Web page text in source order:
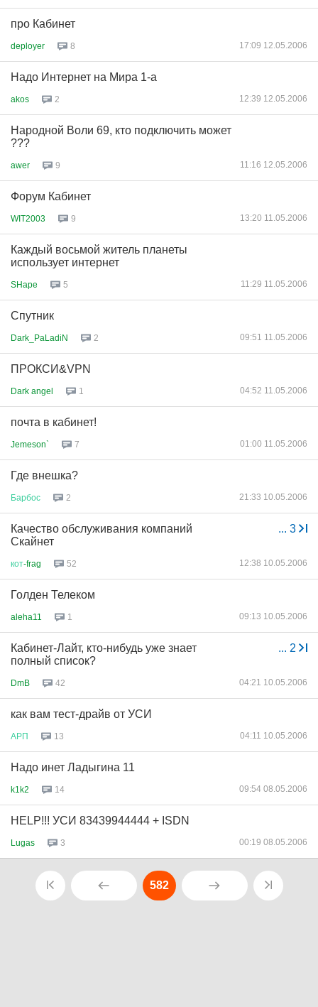
про Кабинет
deployer 8 17:09 12.05.2006
Надо Интернет на Мира 1-а
akos 2 12:39 12.05.2006
Народной Воли 69, кто подключить может
???
awer 9 11:16 12.05.2006
Форум Кабинет
WIT2003 9 13:20 11.05.2006
Каждый восьмой житель планеты
использует интернет
SHape 5 11:29 11.05.2006
Спутник
Dark_PaLadiN 2 09:51 11.05.2006
ПРОКСИ&VPN
Dark angel 1 04:52 11.05.2006
почта в кабинет!
Jemeson` 7 01:00 11.05.2006
Где внешка?
Барбос 2 21:33 10.05.2006
... 3
Качество обслуживания компаний
Скайнет
кот-frag 52 12:38 10.05.2006
Голден Телеком
aleha11 1 09:13 10.05.2006
... 2
Кабинет-Лайт, кто-нибудь уже знает
полный список?
DmB 42 04:21 10.05.2006
как вам тест-драйв от УСИ
АРП 13 04:11 10.05.2006
Надо инет Ладыгина 11
k1k2 14 09:54 08.05.2006
HELP!!! УСИ 83439944444 + ISDN
Lugas 3 00:19 08.05.2006
582